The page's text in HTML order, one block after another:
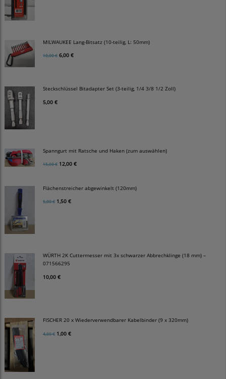
MILWAUKEE Lang-Bitsatz (10-teilig, L: 50mm)
10,00 € 6,00 €
Steckschlüssel Bitadapter Set (3-teilig, 1/4 3/8 1/2 Zoll)
5,00 €
Spanngurt mit Ratsche und Haken (zum auswählen)
15,00 € 12,00 €
Flächenstreicher abgewinkelt (120mm)
5,00 € 1,50 €
WÜRTH 2K Cuttermesser mit 3x schwarzer Abbrechklinge (18 mm) –
071566295
10,00 €
FISCHER 20 x Wiederverwendbarer Kabelbinder (9 x 320mm)
4,00 € 1,00 €